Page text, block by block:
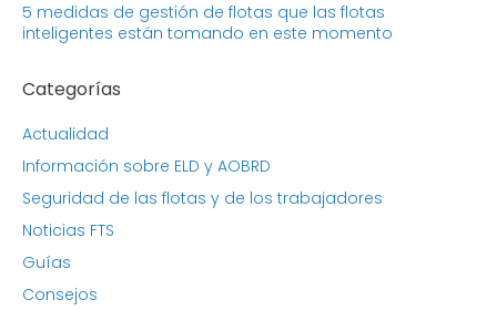
5 medidas de gestión de flotas que las flotas
inteligentes están tomando en este momento
Categorías
Actualidad
Información sobre ELD y AOBRD
Seguridad de las flotas y de los trabajadores
Noticias FTS
Guías
Consejos